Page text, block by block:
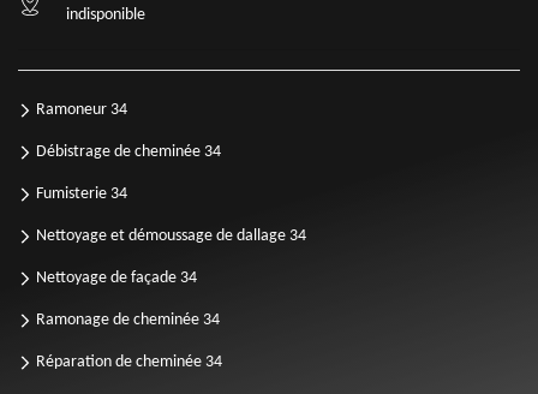
indisponible
Ramoneur 34
Débistrage de cheminée 34
Fumisterie 34
Nettoyage et démoussage de dallage 34
Nettoyage de façade 34
Ramonage de cheminée 34
Réparation de cheminée 34